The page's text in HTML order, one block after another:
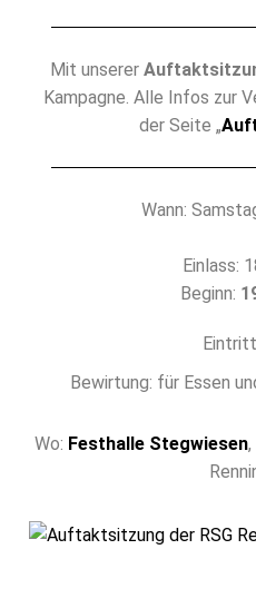
Mit unserer
Kampagne. Alle Infos zur
der Seite „
Wann:
Einlass:
Beginn:
Bewirtung: für Essen
Wo: Festhalle Stegwiesen,